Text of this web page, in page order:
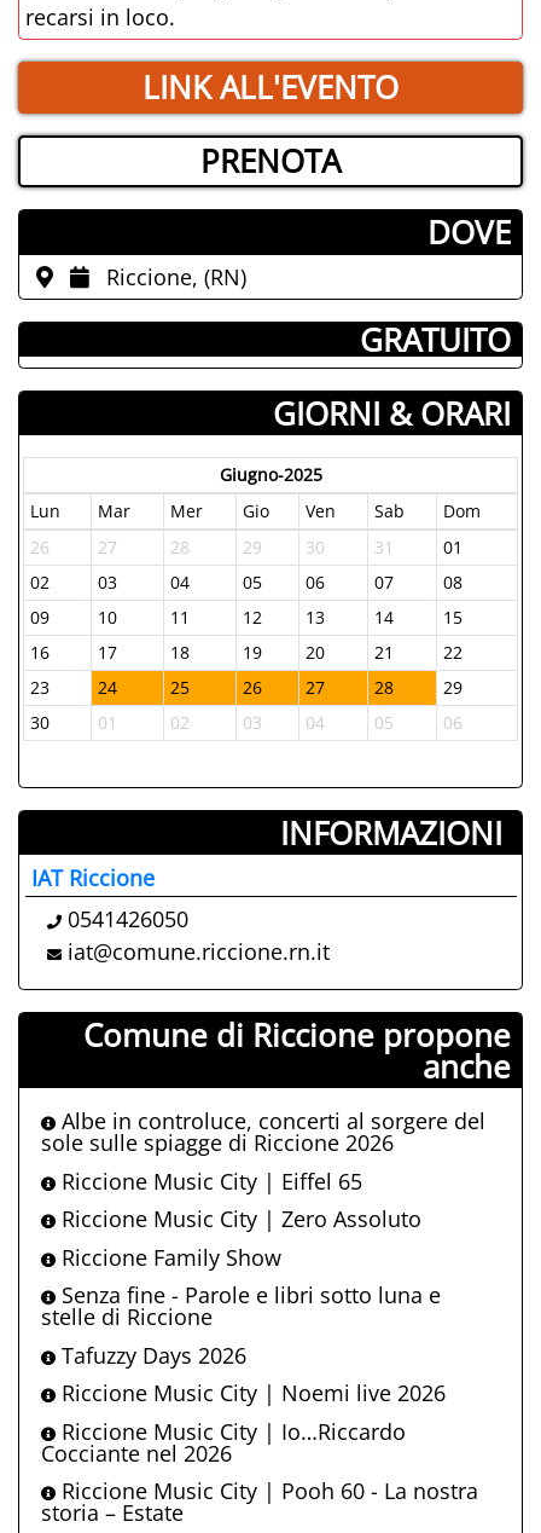
recarsi in loco.
LINK ALL'EVENTO
PRENOTA
­DOVE
Riccione, (RN)
­ GRATUITO
GIORNI & ORARI
Giugno-2025
Lun
Mar Mer Gio Ven Sab
Dom
26
27 28 29 30 31
01
02
03 04 05 06 07
08
09
10 11 12 13 14
15
16
17 18 19 20 21
22
23
24 25 26 27 28
29
30
01 02 03 04 05 06
INFORMAZIONI ­
IAT Riccione
0541426050
iat@comune.riccione.rn.it
Comune di Riccione propone
anche
Albe in controluce, concerti al sorgere del
sole sulle spiagge di Riccione 2026
Riccione Music City | Eiffel 65
Riccione Music City | Zero Assoluto
Riccione Family Show
Senza fine - Parole e libri sotto luna e
stelle di Riccione
Tafuzzy Days 2026
Riccione Music City | Noemi live 2026
Riccione Music City | Io…Riccardo
Cocciante nel 2026
Riccione Music City | Pooh 60 - La nostra
storia – Estate